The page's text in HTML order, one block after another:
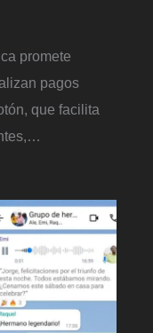
promete
pagos
que facilita